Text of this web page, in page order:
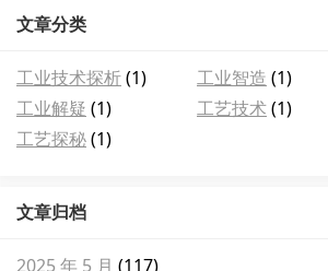
文章分类
工业技术探析(1) 工业智造 (1)
工业解疑 (1) 工艺技术(1)
工艺探秘(1)
文章归档
2025 年 5 月 (117)